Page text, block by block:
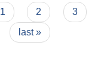
1 2
3
last »